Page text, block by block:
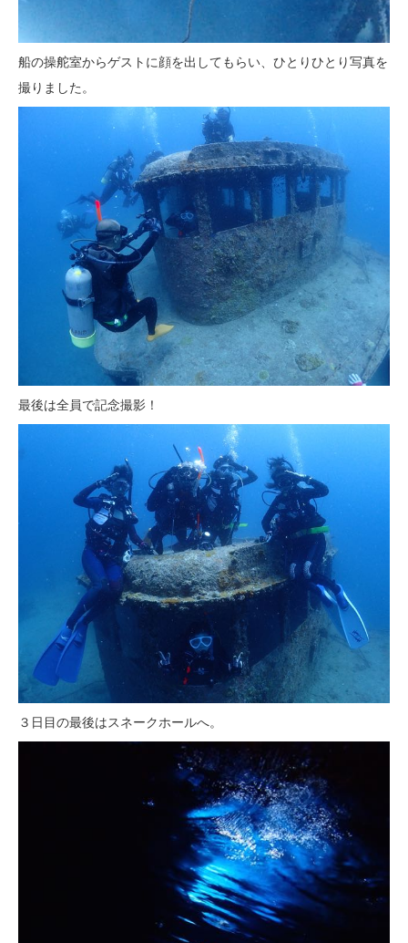
船の操舵室からゲストに顔を出してもらい、ひとりひとり写真を
撮りました。
最後は全員で記念撮影！
３日目の最後はスネークホールへ。